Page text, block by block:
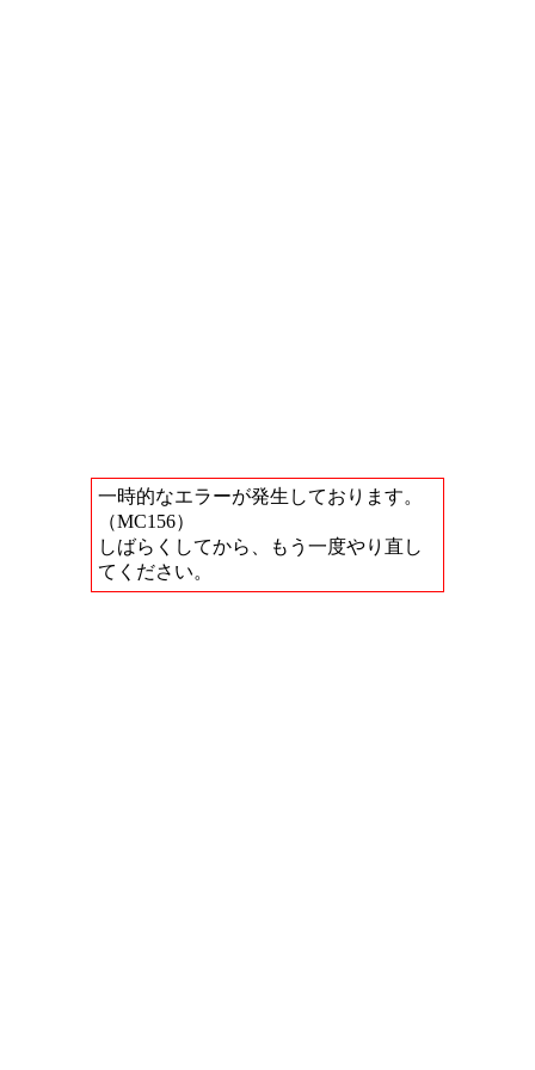
一時的なエラーが発生しております。
（MC156）
しばらくしてから、もう一度やり直し
てください。